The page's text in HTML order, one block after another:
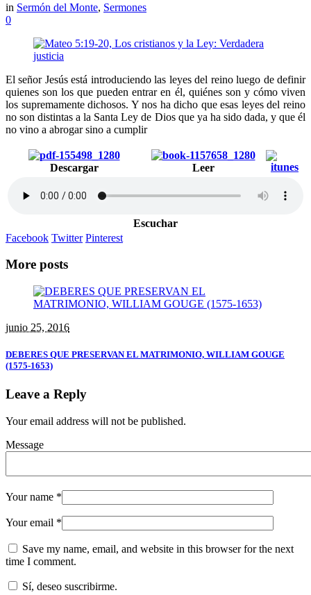
in Sermón del Monte, Sermones
0
El señor Jesús está introduciendo las leyes del reino luego de definir
quienes son los que pueden entrar en él, quiénes son y cómo viven
los supremamente dichosos. Y nos ha dicho que esas leyes del reino
no son distintas a la Santa Ley de Dios que ya ha sido dada, y que él
no vino a abrogar sino a cumplir
Descargar Leer
Escuchar
Facebook Twitter Pinterest
More posts
junio 25, 2016
DEBERES QUE PRESERVAN EL MATRIMONIO, WILLIAM GOUGE
(1575-1653)
Leave a Reply
Your email address will not be published.
Message
Your name *
Your email *
Save my name, email, and website in this browser for the next
time I comment.
Sí, deseo suscribirme.